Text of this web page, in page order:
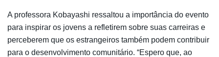
A professora Kobayashi ressaltou a importância do evento
para inspirar os jovens a refletirem sobre suas carreiras e
perceberem que os estrangeiros também podem contribuir
para o desenvolvimento comunitário. “Espero que, ao